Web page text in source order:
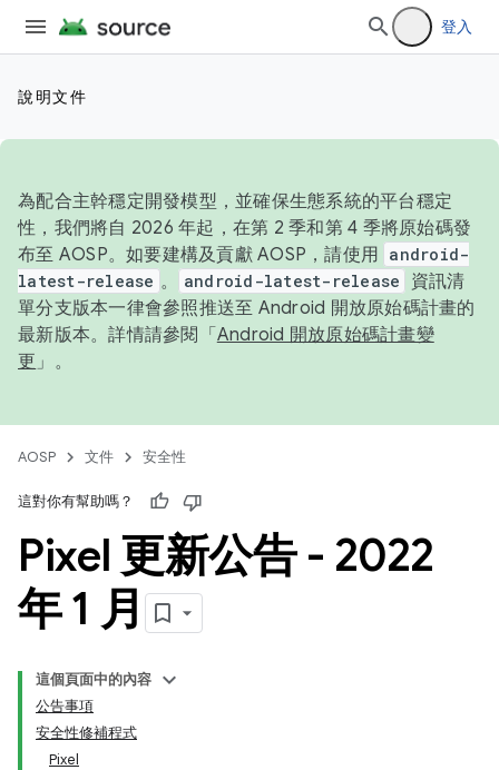
登入
說明文件
為配合主幹穩定開發模型，並確保生態系統的平台穩定
性，我們將自 2026 年起，在第 2 季和第 4 季將原始碼發
布至 AOSP。如要建構及貢獻 AOSP，請使用 android-
latest-release 。 android-latest-release
資訊清
單分支版本一律會參照推送至 Android 開放原始碼計畫的
最新版本。詳情請參閱「 Android 開放原始碼計畫變
更 」。
AOSP 文件 安全性
這對你有幫助嗎？
Pixel 更新公告 - 2022
年 1 月
這個頁面中的內容
公告事項
安全性修補程式
Pixel